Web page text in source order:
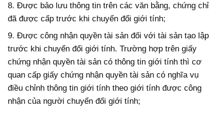
8. Được bảo lưu thông tin trên các văn bằng, chứng chỉ
đã được cấp trước khi chuyển đổi giới tính;
9. Được công nhận quyền tài sản đối với tài sản tạo lập
trước khi chuyển đổi giới tính. Trường hợp trên giấy
chứng nhận quyền tài sản có thông tin giới tính thì cơ
quan cấp giấy chứng nhận quyền tài sản có nghĩa vụ
điều chỉnh thông tin giới tính theo giới tính được công
nhận của người chuyển đổi giới tính;